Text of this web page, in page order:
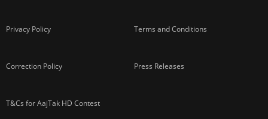
Privacy Policy Terms and Conditions
Correction Policy Press Releases
T&Cs for AajTak HD Contest